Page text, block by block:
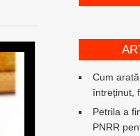
Cum
întreținut,
Petrila a
PNRR